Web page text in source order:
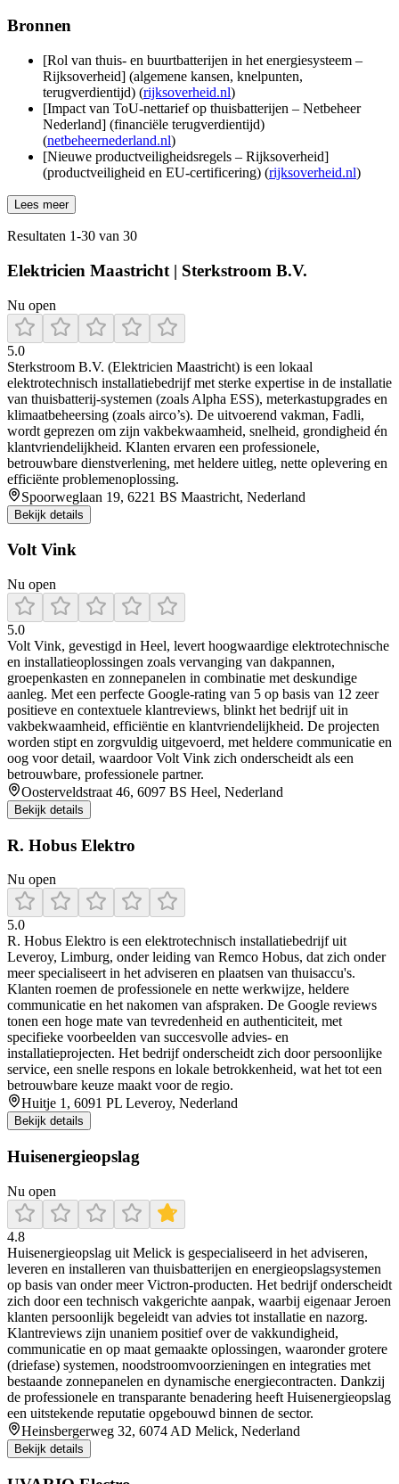
Bronnen
[Rol van thuis- en buurtbatterijen in het energiesysteem –
Rijksoverheid] (algemene kansen, knelpunten,
terugverdientijd) (rijksoverheid.nl)
[Impact van ToU-nettarief op thuisbatterijen – Netbeheer
Nederland] (financiële terugverdientijd)
(netbeheernederland.nl)
[Nieuwe productveiligheidsregels – Rijksoverheid]
(productveiligheid en EU-certificering) (rijksoverheid.nl)
Lees meer
Resultaten 1-30 van 30
Elektricien Maastricht | Sterkstroom B.V.
Nu open
5.0
Sterkstroom B.V. (Elektricien Maastricht) is een lokaal
elektrotechnisch installatiebedrijf met sterke expertise in de installatie
van thuisbatterij‑systemen (zoals Alpha ESS), meterkastupgrades en
klimaatbeheersing (zoals airco’s). De uitvoerend vakman, Fadli,
wordt geprezen om zijn vakbekwaamheid, snelheid, grondigheid én
klantvriendelijkheid. Klanten ervaren een professionele,
betrouwbare dienstverlening, met heldere uitleg, nette oplevering en
efficiënte problemenoplossing.
Spoorweglaan 19, 6221 BS Maastricht, Nederland
Bekijk details
Volt Vink
Nu open
5.0
Volt Vink, gevestigd in Heel, levert hoogwaardige elektrotechnische
en installatieoplossingen zoals vervanging van dakpannen,
groepenkasten en zonnepanelen in combinatie met deskundige
aanleg. Met een perfecte Google-rating van 5 op basis van 12 zeer
positieve en contextuele klantreviews, blinkt het bedrijf uit in
vakbekwaamheid, efficiëntie en klantvriendelijkheid. De projecten
worden stipt en zorgvuldig uitgevoerd, met heldere communicatie en
oog voor detail, waardoor Volt Vink zich onderscheidt als een
betrouwbare, professionele partner.
Oosterveldstraat 46, 6097 BS Heel, Nederland
Bekijk details
R. Hobus Elektro
Nu open
5.0
R. Hobus Elektro is een elektrotechnisch installatiebedrijf uit
Leveroy, Limburg, onder leiding van Remco Hobus, dat zich onder
meer specialiseert in het adviseren en plaatsen van thuisaccu's.
Klanten roemen de professionele en nette werkwijze, heldere
communicatie en het nakomen van afspraken. De Google reviews
tonen een hoge mate van tevredenheid en authenticiteit, met
specifieke voorbeelden van succesvolle advies- en
installatieprojecten. Het bedrijf onderscheidt zich door persoonlijke
service, een snelle respons en lokale betrokkenheid, wat het tot een
betrouwbare keuze maakt voor de regio.
Huitje 1, 6091 PL Leveroy, Nederland
Bekijk details
Huisenergieopslag
Nu open
4.8
Huisenergieopslag uit Melick is gespecialiseerd in het adviseren,
leveren en installeren van thuisbatterijen en energieopslagsystemen
op basis van onder meer Victron-producten. Het bedrijf onderscheidt
zich door een technisch vakgerichte aanpak, waarbij eigenaar Jeroen
klanten persoonlijk begeleidt van advies tot installatie en nazorg.
Klantreviews zijn unaniem positief over de vakkundigheid,
communicatie en op maat gemaakte oplossingen, waaronder grotere
(driefase) systemen, noodstroomvoorzieningen en integraties met
bestaande zonnepanelen en dynamische energiecontracten. Dankzij
de professionele en transparante benadering heeft Huisenergieopslag
een uitstekende reputatie opgebouwd binnen de sector.
Heinsbergerweg 32, 6074 AD Melick, Nederland
Bekijk details